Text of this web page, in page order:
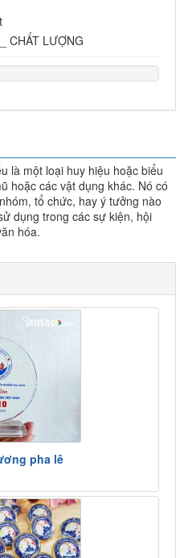
CHẤT LƯỢNG
là một loại huy hiệu hoặc biểu
hoặc các vật dụng khác. Nó có
tổ chức, hay ý tưởng nào
dụng trong các sự kiện, hội
hóa.
pha lê